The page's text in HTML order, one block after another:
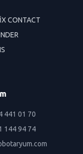
CONTACT
441 01 70
144 94 74